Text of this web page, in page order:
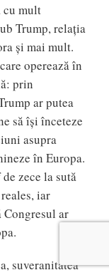
cu mult
Trump, relația
și mai mult.
operează în
prin
ar putea
să își înceteze
asupra
în Europa.
zece la sută
iar
ar
suveranitatea